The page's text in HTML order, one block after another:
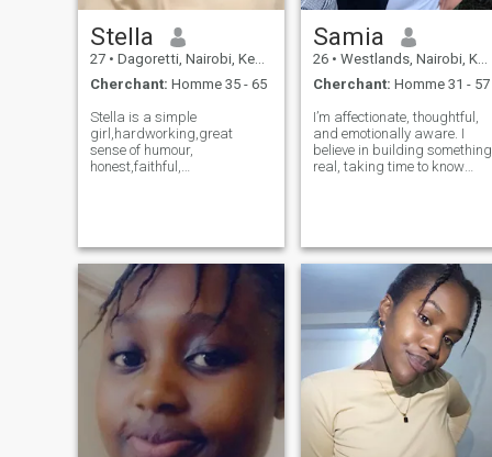
Stella
27 • Dagoretti, Nairobi, Kenya
Cherchant: Homme 35 - 65
Stella is a simple
girl,hardworking,great
sense of humour,
honest,faithful,
volleyball,watching
football,movies,swimming,
listening to music ,cooking,
road
Samia
26 • Westlands, Nairobi, Kenya
Cherchant: Homme 31 - 57
I’m affectionate, thoughtful,
and emotionally aware. I
believe in building something
real, taking time to know
identity, we might just get a